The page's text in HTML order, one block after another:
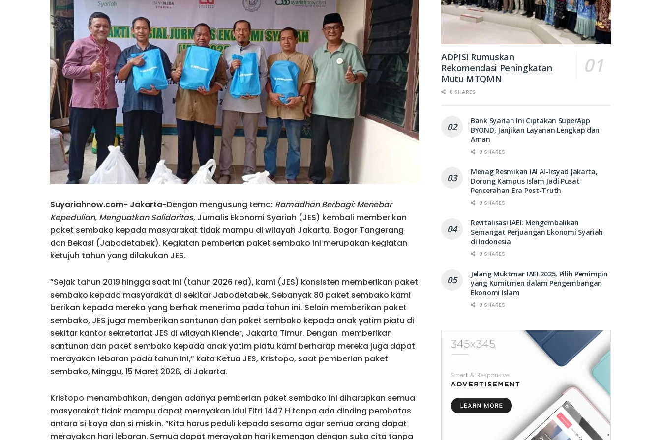
Suyariahnow.com- Jakarta-Dengan mengusung tema: Ramadhan Berbagi: Menebar
Kepedulian, Menguatkan Solidaritas, Jurnalis Ekonomi Syariah (JES) kembali memberikan
paket sembako kepada masyarakat tidak mampu di wilayah Jakarta, Bogor Tangerang
dan Bekasi (Jabodetabek). Kegiatan pemberian paket sembako ini merupakan kegiatan
ketujuh tahun yang dilakukan JES.
”Sejak tahun 2019 hingga saat ini (tahun 2026 red), kami (JES) konsisten memberikan paket
sembako kepada masyarakat di sekitar Jabodetabek. Sebanyak 80 paket sembako kami
berikan kepada mereka yang berhak menerima pada tahun ini. Selain memberikan paket
sembako, JES juga memberikan santunan dan paket sembako kepada anak yatim piatu di
sekitar kantor sekretariat JES di wilayah Klender, Jakarta Timur. Dengan memberikan
santunan dan paket sembako kepada anak yatim piatu kami berharap mereka juga dapat
merayakan lebaran pada tahun ini,” kata Ketua JES, Kristopo, saat pemberian paket
sembako, Minggu, 15 Maret 2026, di Jakarta.
Kristopo menambahkan, dengan adanya pemberian paket sembako ini diharapkan semua
masyarakat tidak mampu dapat merayakan Idul Fitri 1447 H tanpa ada dinding pembatas
antara si kaya dan si miskin. ”Kita harus peduli kepada sesama agar semua orang dapat
merayakan hari lebaran. Semua dapat merayakan hari kemengan dengan suka cita tanpa
ADPISI Rumuskan
Rekomendasi Peningkatan
Mutu MTQMN
0 SHARES
Bank Syariah Ini Ciptakan SuperApp
BYOND, Janjikan Layanan Lengkap dan
Aman
0 SHARES
Menag Resmikan IAI Al-Irsyad Jakarta,
Dorong Kampus Islam Jadi Pusat
Pencerahan Era Post-Truth
0 SHARES
Revitalisasi IAEI: Mengembalikan
Semangat Perjuangan Ekonomi Syariah
di Indonesia
0 SHARES
Jelang Muktmar IAEI 2025, Pilih Pemimpin
yang Komitmen dalam Pengembangan
Ekonomi Islam
0 SHARES